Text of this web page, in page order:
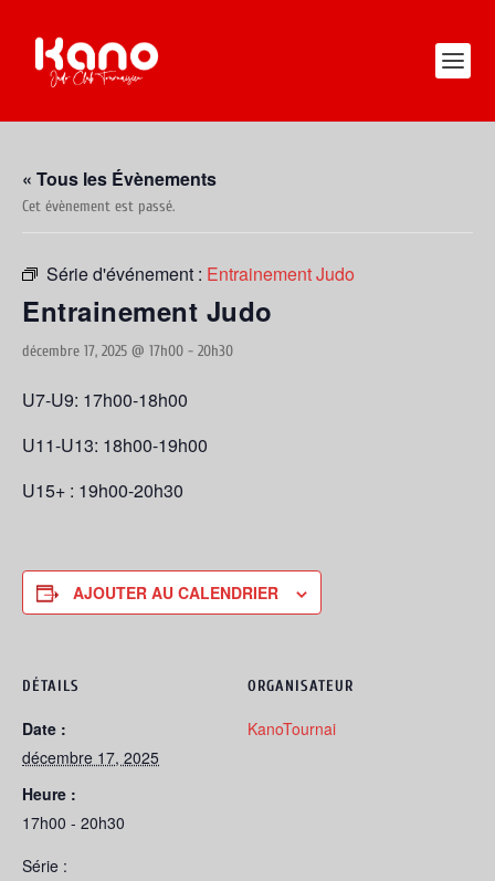
« Tous les Évènements
Cet évènement est passé.
Série d'événement : Entrainement Judo
Entrainement Judo
décembre 17, 2025 @ 17h00 - 20h30
U7-U9: 17h00-18h00
U11-U13: 18h00-19h00
U15+ : 19h00-20h30
AJOUTER AU CALENDRIER
DÉTAILS
Date :
décembre 17, 2025
Heure :
17h00 - 20h30
Série :
ORGANISATEUR
KanoTournai